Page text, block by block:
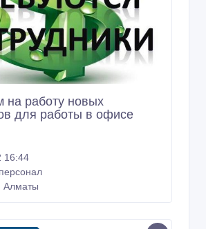
на работу новых
для работы в офисе
16:44
Алматы